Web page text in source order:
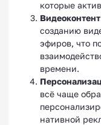
которые
созданию
эфиров, что
времени.
всё чаще
нативной